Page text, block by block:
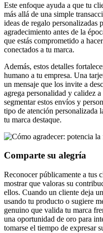
Este enfoque ayuda a que tu
más allá de una simple
ideas de regalo personalizadas
agradecimiento antes de la
que estás comprometido a
conectados a tu marca.
Además, estos detalles
humano a tu empresa. Una
un mensaje que los invite a
agrega personalidad y calidez
segmentar estos envíos y
tipo de atención personalizada
tu marca destaque.
Comparte su alegría
Reconocer públicamente a tus
mostrar que valoras su
ellos. Cuando un cliente deja
usando tu producto o sugiere
genuino que valida tu marca
una oportunidad de oro para
tomarse el tiempo de expresar